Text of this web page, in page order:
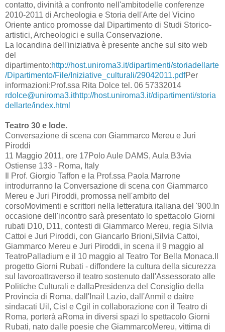
contatto, divinità a confronto nell'ambitodelle conferenze
2010-2011 di Archeologia e Storia dell'Arte del Vicino
Oriente antico promosse dal Dipartimento di Studi Storico-
artistici, Archeologici e sulla Conservazione.
La locandina dell'iniziativa è presente anche sul sito web
del
dipartimento:http://host.uniroma3.it/dipartimenti/storiadellarte
/Dipartimento/File/Iniziative_culturali/29042011.pdfPer
informazioni:Prof.ssa Rita Dolce tel. 06 57332014
rdolce@uniroma3.ithttp://host.uniroma3.it/dipartimenti/storia
dellarte/index.html
Teatro 30 e lode.
Conversazione di scena con Giammarco Mereu e Juri
Piroddi
11 Maggio 2011, ore 17Polo Aule DAMS, Aula B3via
Ostiense 133 - Roma, Italy
Il Prof. Giorgio Taffon e la Prof.ssa Paola Marrone
introdurranno la Conversazione di scena con Giammarco
Mereu e Juri Piroddi, promossa nell'ambito del
corsoMovimenti e scrittori nella letteratura italiana del '900.In
occasione dell'incontro sarà presentato lo spettacolo Giorni
rubati D10, D11, contesti di Giammarco Mereu, regia Silvia
Cattoi e Juri Piroddi, con Giancarlo Brioni,Silvia Cattoi,
Giammarco Mereu e Juri Piroddi, in scena il 9 maggio al
TeatroPalladium e il 10 maggio al Teatro Tor Bella Monaca.Il
progetto Giorni Rubati - diffondere la cultura della sicurezza
sul lavoroattraverso il teatro sostenuto dall'Assessorato alle
Politiche Culturali e dallaPresidenza del Consiglio della
Provincia di Roma, dall'Inail Lazio, dall'Anmil e daitre
sindacati Uil, Cisl e Cgil in collaborazione con il Teatro di
Roma, porterà aRoma in diversi spazi lo spettacolo Giorni
Rubati, nato dalle poesie che GiammarcoMereu, vittima di